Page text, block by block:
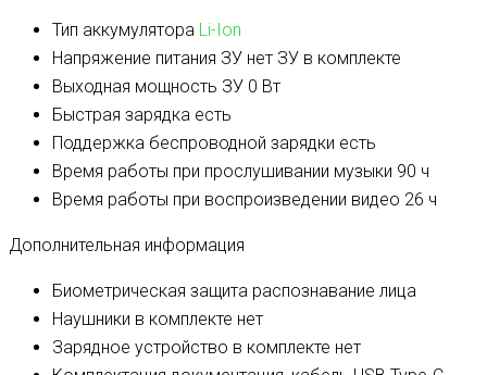
Тип аккумулятора Li-Ion
Напряжение питания ЗУ нет ЗУ в комплекте
Выходная мощность ЗУ 0 Вт
Быстрая зарядка есть
Поддержка беспроводной зарядки есть
Время работы при прослушивании музыки 90 ч
Время работы при воспроизведении видео 26 ч
Дополнительная информация
Биометрическая защита распознавание лица
Наушники в комплекте нет
Зарядное устройство в комплекте нет